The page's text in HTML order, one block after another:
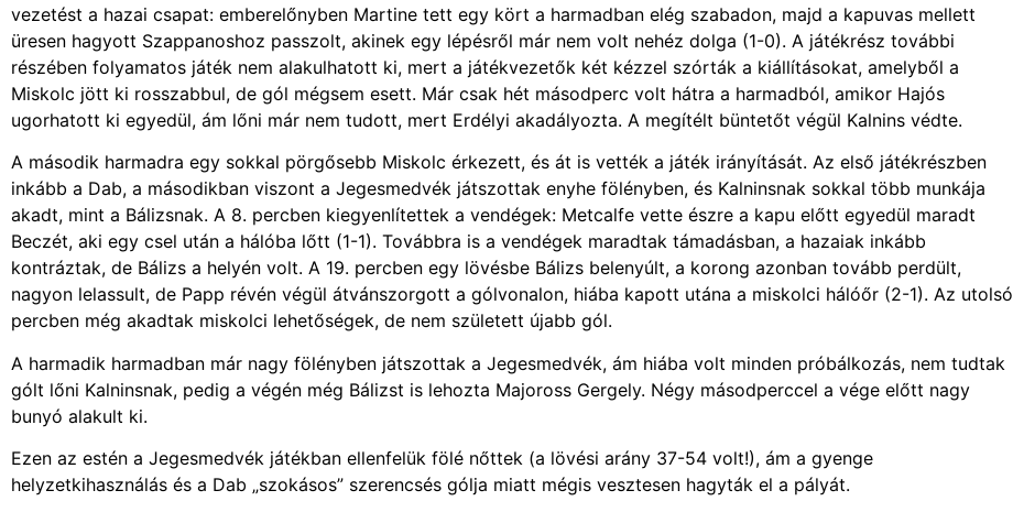
vezetést a hazai csapat: emberelőnyben Martine tett egy kört a harmadban elég szabadon, majd a kapuvas mellett
üresen hagyott Szappanoshoz passzolt, akinek egy lépésről már nem volt nehéz dolga (1-0). A játékrész további
részében folyamatos játék nem alakulhatott ki, mert a játékvezetők két kézzel szórták a kiállításokat, amelyből a
Miskolc jött ki rosszabbul, de gól mégsem esett. Már csak hét másodperc volt hátra a harmadból, amikor Hajós
ugorhatott ki egyedül, ám lőni már nem tudott, mert Erdélyi akadályozta. A megítélt büntetőt végül Kalnins védte.
A második harmadra egy sokkal pörgősebb Miskolc érkezett, és át is vették a játék irányítását. Az első játékrészben
inkább a Dab, a másodikban viszont a Jegesmedvék játszottak enyhe fölényben, és Kalninsnak sokkal több munkája
akadt, mint a Bálizsnak. A 8. percben kiegyenlítettek a vendégek: Metcalfe vette észre a kapu előtt egyedül maradt
Beczét, aki egy csel után a hálóba lőtt (1-1). Továbbra is a vendégek maradtak támadásban, a hazaiak inkább
kontráztak, de Bálizs a helyén volt. A 19. percben egy lövésbe Bálizs belenyúlt, a korong azonban tovább perdült,
nagyon lelassult, de Papp révén végül átvánszorgott a gólvonalon, hiába kapott utána a miskolci hálóőr (2-1). Az utolsó
percben még akadtak miskolci lehetőségek, de nem született újabb gól.
A harmadik harmadban már nagy fölényben játszottak a Jegesmedvék, ám hiába volt minden próbálkozás, nem tudtak
gólt lőni Kalninsnak, pedig a végén még Bálizst is lehozta Majoross Gergely. Négy másodperccel a vége előtt nagy
bunyó alakult ki.
Ezen az estén a Jegesmedvék játékban ellenfelük fölé nőttek (a lövési arány 37-54 volt!), ám a gyenge
helyzetkihasználás és a Dab „szokásos” szerencsés gólja miatt mégis vesztesen hagyták el a pályát.